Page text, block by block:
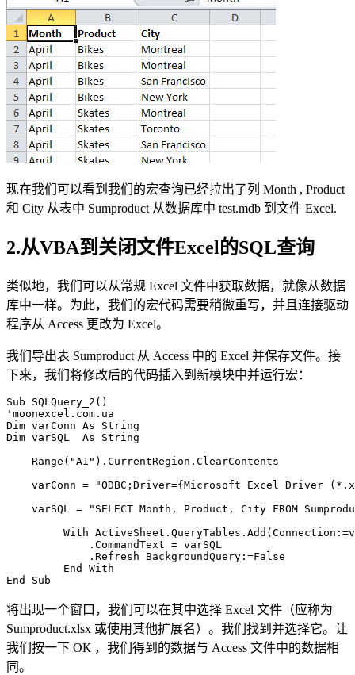
现在我们可以看到我们的宏查询已经拉出了列 Month , Product
和 City 从表中 Sumproduct 从数据库中 test.mdb 到文件 Excel.
2.从VBA到关闭文件Excel的SQL查询
类似地，我们可以从常规 Excel 文件中获取数据，就像从数据
库中一样。为此，我们的宏代码需要稍微重写，并且连接驱动
程序从 Access 更改为 Excel。
我们导出表 Sumproduct 从 Access 中的 Excel 并保存文件。接
下来，我们将修改后的代码插入到新模块中并运行宏：
Sub SQLQuery_2()
'moonexcel.com.ua
Dim varConn As String
Dim varSQL  As String
    Range("A1").CurrentRegion.ClearContents
varConn = "ODBC;Driver={Microsoft Excel Driver
varSQL = "SELECT Month, Product, City FROM
With
             .CommandText = varSQL
             .Refresh BackgroundQuery:=False
         End With
将出现一个窗口，我们可以在其中选择 Excel 文件（应称为
Sumproduct.xlsx 或使用其他扩展名）。我们找到并选择它。让
我们按一下 ОК ，我们得到的数据与 Access 文件中的数据相
同。